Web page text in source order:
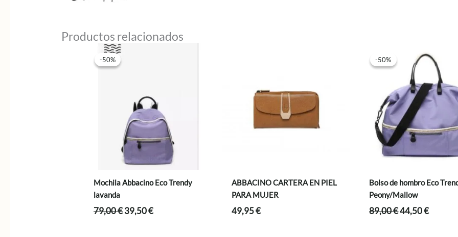
Productos relacionados
-50%
-50%
Mochila Abbacino Eco Trendy
lavanda
79,00€El
39,50€El
ABBACINO CARTERA EN PIEL
PARA MUJER
49,95€
-50%
-50%
Bolso de hombro Eco
Peony/Mallow
89,00€El
44,50€El